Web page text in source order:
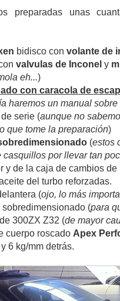
preparadas unas
bidisco con volante de
valvulas de Inconel y
eh...)
con caracola de
haremos un manual
serie (aunque no
que tome la preparación)
(estos
casquillos por llevar tan
y de la caja de cambios
del turbo reforzadas.
(ojo, lo más
(para
300ZX Z32 (de mayor
cuerpo roscado Apex
6 kg/mm detrás.